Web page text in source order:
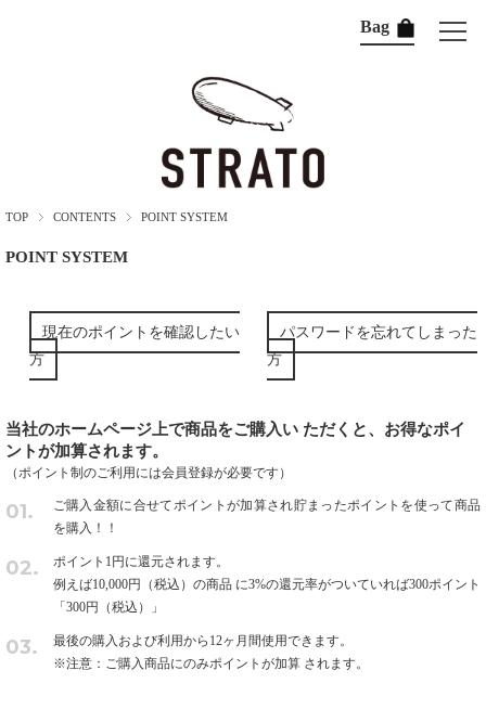
Bag
TOP CONTENTS POINT SYSTEM
POINT SYSTEM
現在のポイントを確認したい
方
パスワードを忘れてしまった
方
当社のホームページ上で商品をご購入い ただくと、お得なポイ
ントが加算されます。
（ポイント制のご利用には会員登録が必要です）
01.
ご購入金額に合せてポイントが加算され貯まったポイントを使って商品
を購入！！
02.
ポイント1円に還元されます。
例えば10,000円（税込）の商品 に3%の還元率がついていれば300ポイント
「300円（税込）」
03.
最後の購入および利用から12ヶ月間使用できます。
※注意：ご購入商品にのみポイントが加算 されます。